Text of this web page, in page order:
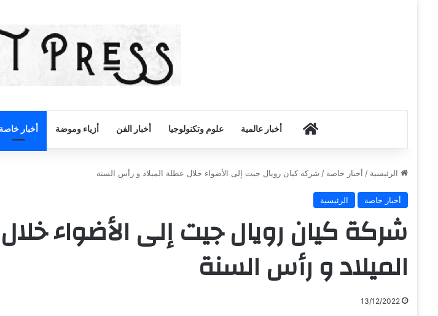
أخبار الكويت
أخبار عالمية علوم وتكنولوجيا أخبار الفن أزياء وموضة أخبار خاصة
الرئيسية / أخبار خاصة / شركة كيان رويال جيت إلى الأضواء خلال عطلة الميلاد و رأس السنة
أخبار خاصة الرئيسية
شركة كيان رويال جيت إلى الأضواء
الميلاد و رأس السنة
13/12/2022